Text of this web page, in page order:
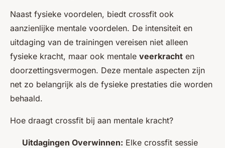
Naast fysieke voordelen, biedt crossfit ook
aanzienlijke mentale voordelen. De intensiteit en
uitdaging van de trainingen vereisen niet alleen
fysieke kracht, maar ook mentale veerkracht en
doorzettingsvermogen. Deze mentale aspecten zijn
net zo belangrijk als de fysieke prestaties die worden
behaald.
Hoe draagt crossfit bij aan mentale kracht?
Uitdagingen Overwinnen: Elke crossfit sessie